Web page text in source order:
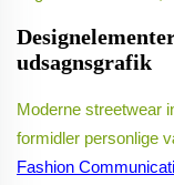
udsagnsgrafik
Moderne streetwear
formidler personlige
Fashion